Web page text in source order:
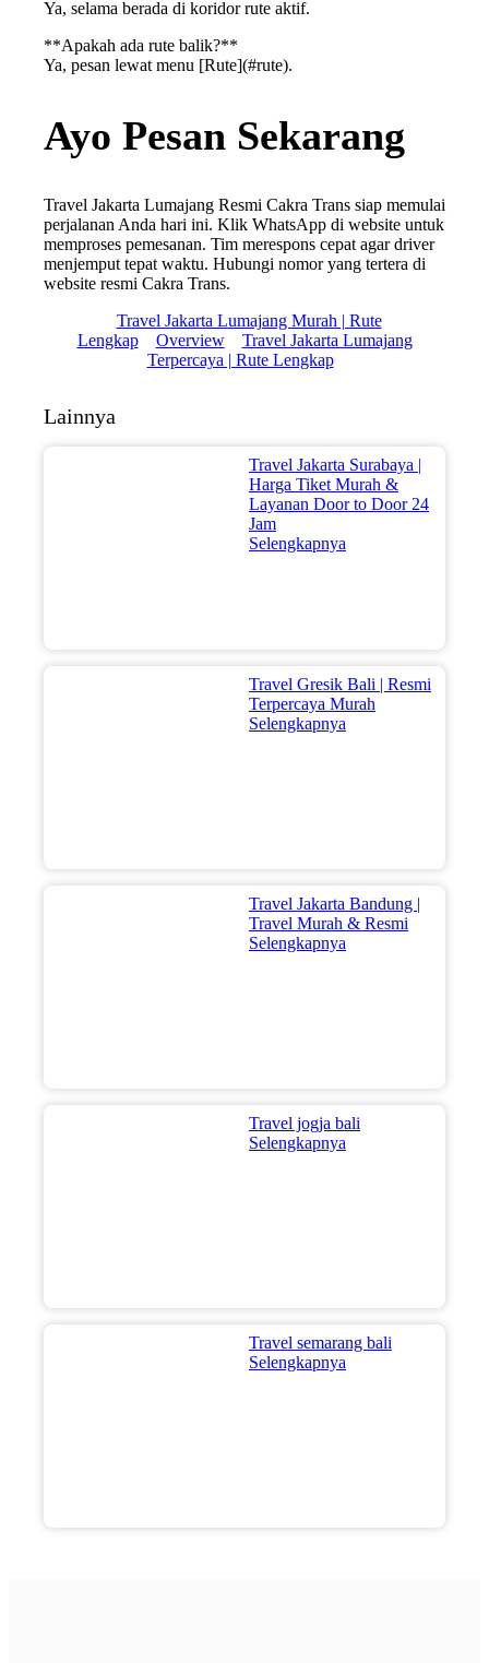
Ya, selama berada di koridor rute aktif.
**Apakah ada rute balik?**
Ya, pesan lewat menu [Rute](#rute).
Ayo Pesan Sekarang
Travel Jakarta Lumajang Resmi Cakra Trans siap memulai
perjalanan Anda hari ini. Klik WhatsApp di website untuk
memproses pemesanan. Tim merespons cepat agar driver
menjemput tepat waktu. Hubungi nomor yang tertera di
website resmi Cakra Trans.
Travel Jakarta Lumajang Murah | Rute
Lengkap
Overview
Travel Jakarta Lumajang
Terpercaya | Rute Lengkap
Lainnya
Travel Jakarta Surabaya |
Harga Tiket Murah &
Layanan Door to Door 24
Jam
Selengkapnya
Travel Gresik Bali | Resmi
Terpercaya Murah
Selengkapnya
Travel Jakarta Bandung |
Travel Murah & Resmi
Selengkapnya
Travel jogja bali
Selengkapnya
Travel semarang bali
Selengkapnya